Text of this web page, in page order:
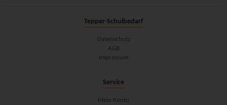
Tepper-Schulbedarf
Datenschutz
AGB
Impressum
Service
Mein Konto